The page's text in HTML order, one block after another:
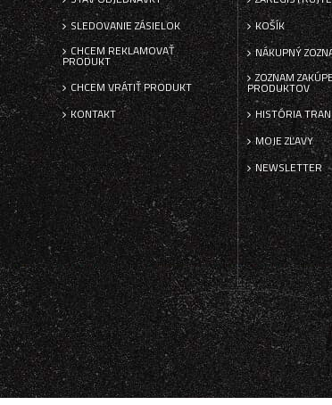
SLEDOVANIE ZÁSIELOK
CHCEM REKLAMOVAŤ
PRODUKT
CHCEM VRÁTIŤ PRODUKT
KONTAKT
KOŠÍK
NÁKUPNÝ
ZOZNAM
PRODUKTOV
HISTÓRIA
MOJE ZĽAVY
NEWSLETTER